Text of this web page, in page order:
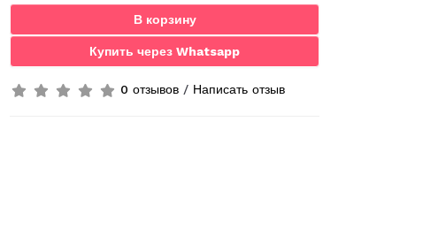
В корзину
Купить через Whatsapp
0 отзывов / Написать отзыв